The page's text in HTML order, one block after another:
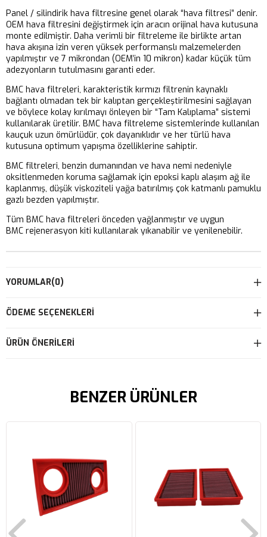
Panel / silindirik hava filtresine genel olarak “hava filtresi” denir.
OEM hava filtresini değiştirmek için aracın orijinal hava kutusuna
monte edilmiştir. Daha verimli bir filtreleme ile birlikte artan
hava akışına izin veren yüksek performanslı malzemelerden
yapılmıştır ve 7 mikrondan (OEM’in 10 mikron) kadar küçük tüm
adezyonların tutulmasını garanti eder.
BMC hava filtreleri, karakteristik kırmızı filtrenin kaynaklı
bağlantı olmadan tek bir kalıptan gerçekleştirilmesini sağlayan
ve böylece kolay kırılmayı önleyen bir “Tam Kalıplama” sistemi
kullanılarak üretilir. BMC hava filtreleme sistemlerinde kullanılan
kauçuk uzun ömürlüdür, çok dayanıklıdır ve her türlü hava
kutusuna optimum yapışma özelliklerine sahiptir.
BMC filtreleri, benzin dumanından ve hava nemi nedeniyle
oksitlenmeden koruma sağlamak için epoksi kaplı alaşım ağ ile
kaplanmış, düşük viskoziteli yağa batırılmış çok katmanlı pamuklu
gazlı bezden yapılmıştır.
Tüm BMC hava filtreleri önceden yağlanmıştır ve uygun
BMC rejenerasyon kiti kullanılarak yıkanabilir ve yenilenebilir.
YORUMLAR(0)
ÖDEME SEÇENEKLERI
ÜRÜN ÖNERILERI
BENZER ÜRÜNLER